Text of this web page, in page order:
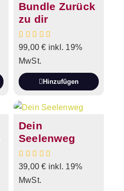
Bundle Zurück
zu dir
99,00€ inkl. 19%
MwSt.
Hinzufügen
Dein
Seelenweg
39,00€ inkl. 19%
MwSt.